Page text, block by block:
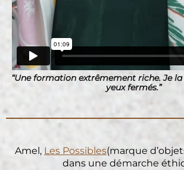
“Une formation extrêmement riche. Je
yeux fermés.”
Amel, Les Possibles(marque
dans une démarche